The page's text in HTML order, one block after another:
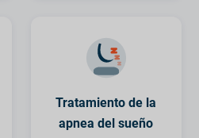
Tratamiento de la
apnea del sueño